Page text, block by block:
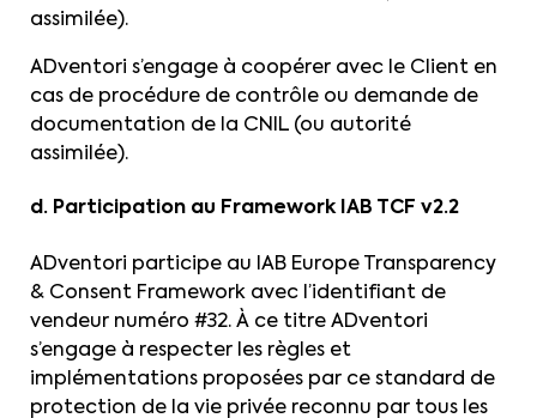
assimilée).
ADventori s’engage à coopérer avec le Client en
cas de procédure de contrôle ou demande de
documentation de la CNIL (ou autorité
assimilée).
d. Participation au Framework IAB TCF v2.2
ADventori participe au IAB Europe Transparency
& Consent Framework avec l’identifiant de
vendeur numéro #32. À ce titre ADventori
s’engage à respecter les règles et
implémentations proposées par ce standard de
protection de la vie privée reconnu par tous les